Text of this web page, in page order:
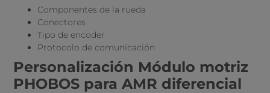
Componentes de la rueda
Conectores
Tipo de encoder
Protocolo de comunicación
Personalización Módulo motriz
PHOBOS para AMR diferencial